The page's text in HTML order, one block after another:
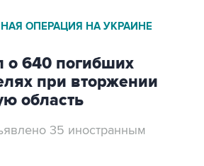
ОПЕРАЦИЯ НА УКРАИНЕ
640 погибших
при вторжении
область
35 иностранным